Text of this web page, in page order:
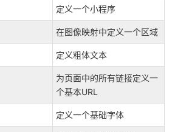
定义一个小程序
在图像映射中定义一个区域
定义粗体文本
为页面中的所有链接定义一
个基本URL
定义一个基础字体